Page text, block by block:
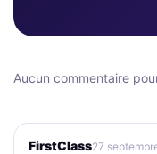
Aucun commentaire
FirstClass27